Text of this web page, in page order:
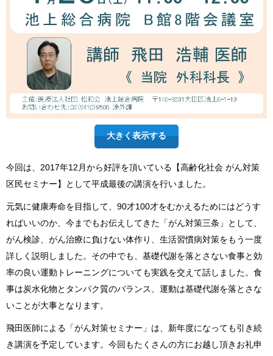
大きく表示する
今回は、2017年12月から好評を頂いている【高齢化社会 がん対策
区民セミナー】として平成最後の講演を行いました。
元気に健康寿命を目指して、90才100才をむかえるためにはどうす
ればいいのか、今までもお伝えしてきた「がん対策三条」として、
がん検診、がん治療に負けない体作り、生活習慣病対策をもう一度
詳しく説明しました。その中でも、基礎代謝を落とさない食事と効
率の良い運動トレーニングについても実践を交えて話しました。食
事は炭水化物とタンパク質のバランス、運動は基礎代謝を落とさな
いことが大事となります。
飛田医師による「がん対策セミナー」は、新年度になっても引き続
き講演を予定しています。今回もたくさんの方にお越し頂きお礼申